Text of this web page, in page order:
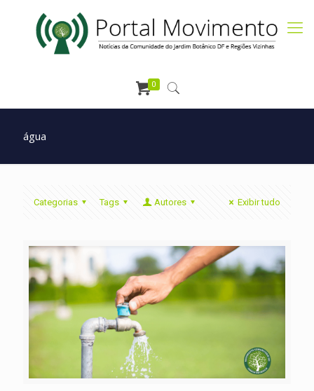
0
água
Categorias Tags Autores Exibir tudo